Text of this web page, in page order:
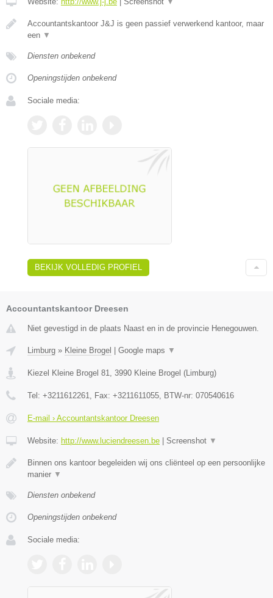
Accountantskantoor J&J is geen passief verwerkend kantoor, maar
een ▼
Diensten onbekend
Openingstijden onbekend
Sociale media:
BEKIJK VOLLEDIG PROFIEL
Accountantskantoor Dreesen
Niet gevestigd in de plaats Naast en in de provincie Henegouwen.
Limburg » Kleine Brogel | Google maps ▼
Kiezel Kleine Brogel 81 3990 Kleine Brogel (Limburg)
Tel: +3211612261 , Fax: +3211611055 , BTW-nr: 070540616
E-mail › Accountantskantoor Dreesen
Website: http://www.luciendreesen.be | Screenshot ▼
Binnen ons kantoor begeleiden wij ons cliënteel op een persoonlijke
manier ▼
Diensten onbekend
Openingstijden onbekend
Sociale media: